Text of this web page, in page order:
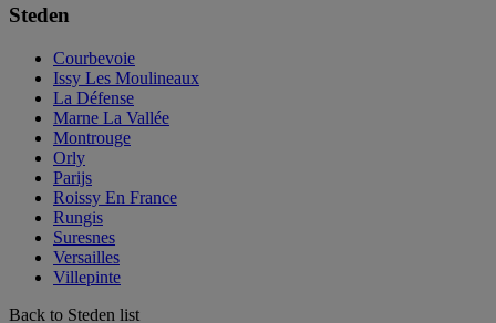
Steden
Courbevoie
Issy Les Moulineaux
La Défense
Marne La Vallée
Montrouge
Orly
Parijs
Roissy En France
Rungis
Suresnes
Versailles
Villepinte
Back to Steden list